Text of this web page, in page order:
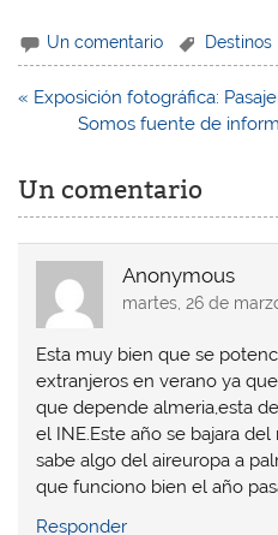
i
c
p
r
a
r
t
e
n
h
t
s
A
p
p
(
S
e
a
b
e
i
c
p
r
c
a
r
t
e
n
F
a
e
b
o
o
k
S
e
a
b
e
c
p
r
a
c
p
a
r
t
e
n
T
w
t
t
e
r
(
e
a
b
r
i
c
p
r
a
c
t
L
i
k
e
d
I
n
S
e
a
b
Un comentario Destinos
Navegación
« Exposición fotográfica:
Somos fuente de
Un comentario
Anonymous
martes, 26 de
Esta muy bien que se
extranjeros en verano ya
que depende almeria,esta
el INE.Este año se bajara
sabe algo del aireuropa a
que funciono bien el año
Responder